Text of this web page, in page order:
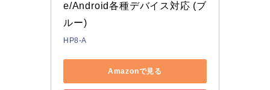
e/Android各種デバイス対応 (ブ
ルー)
HP8-A
Amazonで見る